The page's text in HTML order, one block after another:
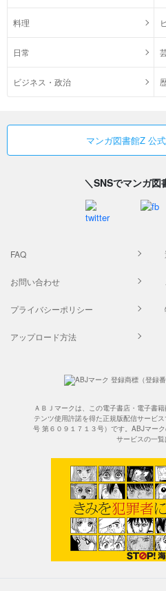
料理
日常
ビジネス・政治
マンガ図書館Z 公
＼SNSでマンガ図
FAQ
お問い合わせ
プライバシーポリシー
アップロード方法
ＡＢＪマークは、この電子書店・電子書
テンツ使用許諾を得た正規版配信サービ
号 第６０９１７１３号）です。ABJマー
サービスの一覧